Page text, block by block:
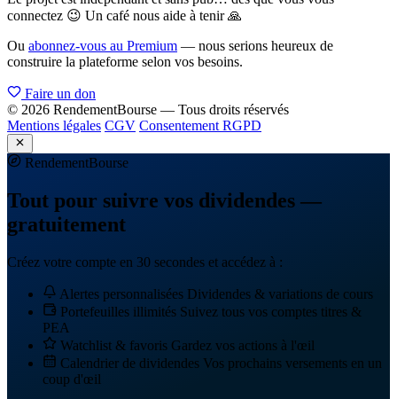
connectez 😉 Un café nous aide à tenir 🙏
Ou abonnez-vous au Premium — nous serions heureux de
construire la plateforme selon vos besoins.
Faire un don
© 2026 RendementBourse — Tous droits réservés
Mentions légales CGV Consentement RGPD
RendementBourse
Tout pour suivre vos dividendes —
gratuitement
Créez votre compte en 30 secondes et accédez à :
Alertes personnalisées Dividendes & variations de cours
Portefeuilles illimités Suivez tous vos comptes titres &
PEA
Watchlist & favoris Gardez vos actions à l'œil
Calendrier de dividendes Vos prochains versements en un
coup d'œil